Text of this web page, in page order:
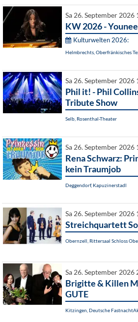
Sa 26. September 2026
KW 2026 - Younee
Kulturwelten 2026:
Helmbrechts, Oberfränkisches
Sa 26. September 2026
Phil it! - Phil
Tribute Show
Selb, Rosenthal-Theater
Sa 26. September 2026
Rena Schwarz:
kein Traumjob
Deggendorf, Kapuzinerstadl
Sa 26. September 2026
Streichquartett
Obernzell, Rittersaal Schloss
Sa 26. September 2026
Brigitte & Killen
GUTE
Kitzingen, Deutsche